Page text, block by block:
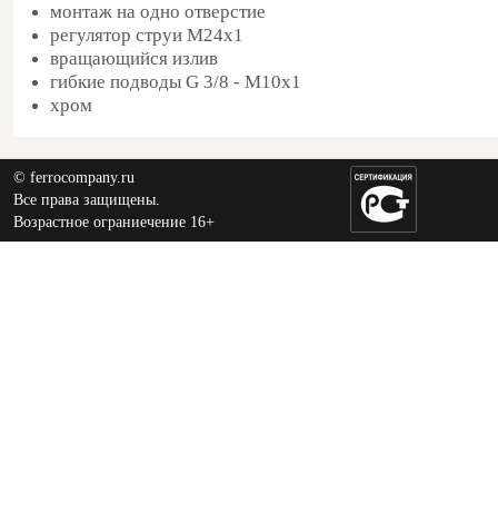
монтаж на одно отверстие
регулятор струи M24x1
вращающийся излив
гибкие подводы G 3/8 - M10x1
хром
© ferrocompany.ru
Все права защищены.
Возрастное ограниечение 16+